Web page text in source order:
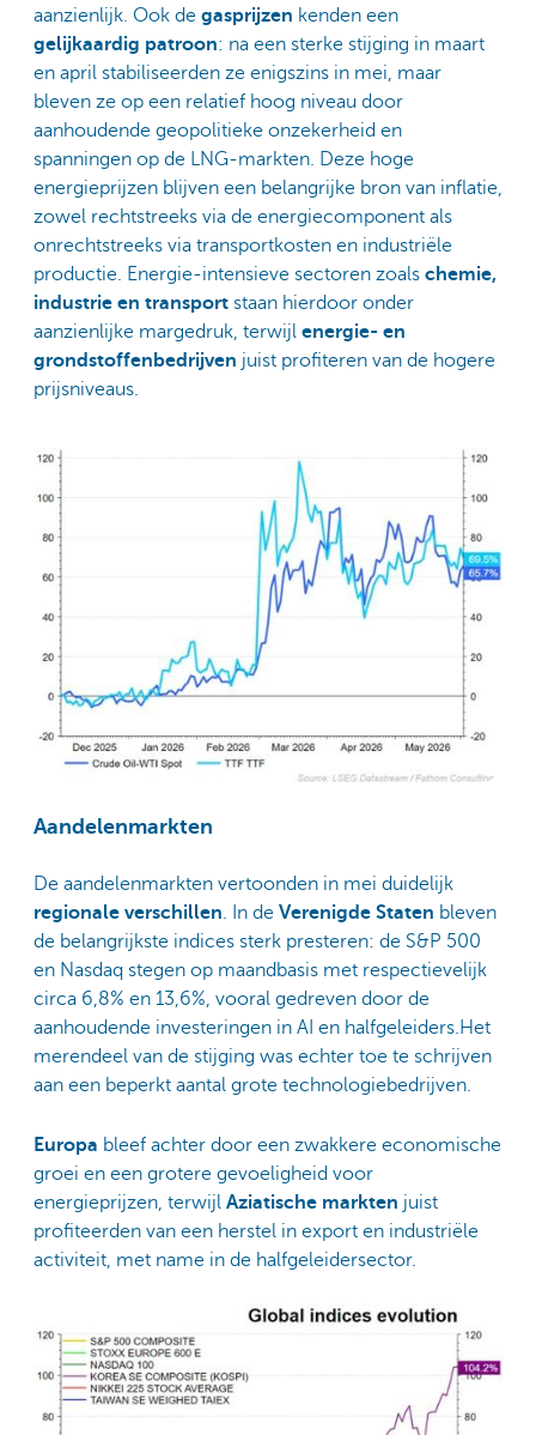
aanzienlijk. Ook de gasprijzen kenden een
gelijkaardig patroon: na een sterke stijging in maart
en april stabiliseerden ze enigszins in mei, maar
bleven ze op een relatief hoog niveau door
aanhoudende geopolitieke onzekerheid en
spanningen op de LNG-markten. Deze hoge
energieprijzen blijven een belangrijke bron van inflatie,
zowel rechtstreeks via de energiecomponent als
onrechtstreeks via transportkosten en industriële
productie. Energie-intensieve sectoren zoals chemie,
industrie en transport staan hierdoor onder
aanzienlijke margedruk, terwijl energie- en
grondstoffenbedrijven juist profiteren van de hogere
prijsniveaus.
Aandelenmarkten
De aandelenmarkten vertoonden in mei duidelijk
regionale verschillen. In de Verenigde Staten bleven
de belangrijkste indices sterk presteren: de S&P 500
en Nasdaq stegen op maandbasis met respectievelijk
circa 6,8% en 13,6%, vooral gedreven door de
aanhoudende investeringen in AI en halfgeleiders.Het
merendeel van de stijging was echter toe te schrijven
aan een beperkt aantal grote technologiebedrijven.
Europa bleef achter door een zwakkere economische
groei en een grotere gevoeligheid voor
energieprijzen, terwijl Aziatische markten juist
profiteerden van een herstel in export en industriële
activiteit, met name in de halfgeleidersector.